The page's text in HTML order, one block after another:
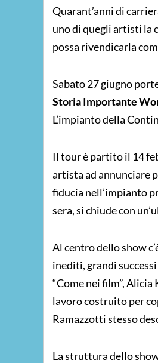
Quarant’anni di
uno di quegli artisti la
possa rivendicarla
Sabato 27 giugno
Storia Importante
L’impianto della
Il tour è partito il 14
artista ad annunciare
fiducia nell’impianto
sera, si chiude con
Al centro dello show
inediti, grandi
“Come nei film”, Alicia
lavoro costruito per
Ramazzotti stesso
La struttura dello